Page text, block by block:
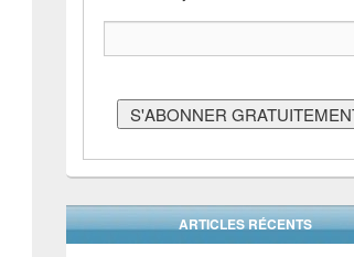
ARTICLES RÉCENTS